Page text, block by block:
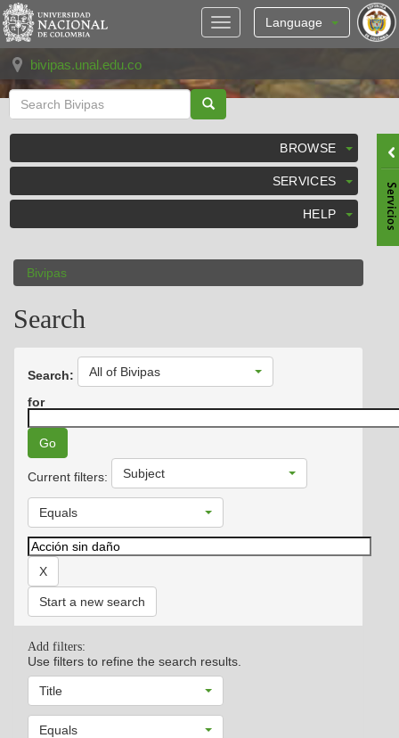
Skip
navigation
Language
bivipas.unal.edu.co
BROWSE
SERVICES
HELP
Bivipas
Search
Search: All of Bivipas
for
Current filters: Subject
Equals
Start a new search
Add filters:
Use filters to refine the search results.
Title
Equals